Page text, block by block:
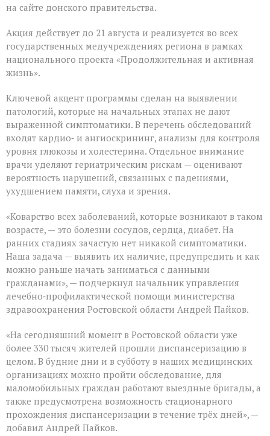
людей
«серебряного»
возраста
на сайте донского правительства.
Акция действует до 21 августа и реализуется во всех
государственных медучреждениях региона в рамках
национального проекта «Продолжительная и активная
жизнь».
Ключевой акцент программы сделан на выявлении
патологий, которые на начальных этапах не дают
выраженной симптоматики. В перечень обследований
входят кардио‑ и ангиоскрининг, анализы для контроля
уровня глюкозы и холестерина. Отдельное внимание
врачи уделяют гериатрическим рискам — оценивают
вероятность нарушений, связанных с падениями,
ухудшением памяти, слуха и зрения.
«Коварство всех заболеваний, которые возникают в таком
возрасте, — это болезни сосудов, сердца, диабет. На
ранних стадиях зачастую нет никакой симптоматики.
Наша задача — выявить их наличие, предупредить и как
можно раньше начать заниматься с данными
гражданами», — подчеркнул начальник управления
лечебно‑профилактической помощи министерства
здравоохранения Ростовской области Андрей Пайков.
«На сегодняшний момент в Ростовской области уже
более 330 тысяч жителей прошли диспансеризацию в
целом. В будние дни и в субботу в наших медицинских
организациях можно пройти обследование, для
маломобильных граждан работают выездные бригады, а
также предусмотрена возможность стационарного
прохождения диспансеризации в течение трёх дней», —
добавил Андрей Пайков.